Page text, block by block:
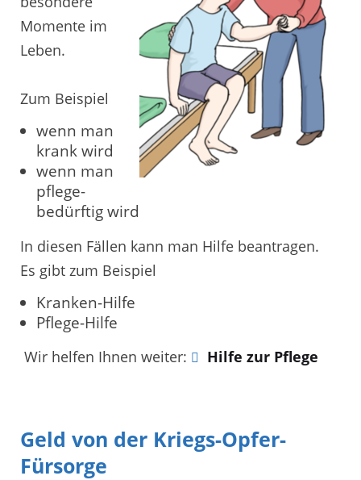
Momente im
Leben.
Zum Beispiel
wenn man
krank wird
wenn man
pflege-
bedürftig wird
In diesen Fällen kann man Hilfe beantragen.
Es gibt zum Beispiel
Kranken-Hilfe
Pflege-Hilfe
Wir helfen Ihnen weiter: Hilfe zur Pflege
Geld von der Kriegs-Opfer-
Fürsorge